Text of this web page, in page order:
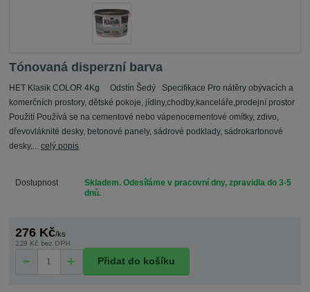
Tónovaná disperzní barva
HET Klasik COLOR 4Kg Odstín Šedý Specifikace Pro nátěry obývacích a
komerčních prostory, dětské pokoje, jídlny,chodby,kanceláře,prodejní prostor
Použití Používá se na cementové nebo vápenocementové omítky, zdivo,
dřevovláknité desky, betonové panely, sádrové podklady, sádrokartonové
desky,...celý popis
Dostupnost
Skladem. Odesíláme v pracovní dny, zpravidla do 3-5
dnů.
276 Kč/ks
228 Kč bez DPH
Přidat do košíku